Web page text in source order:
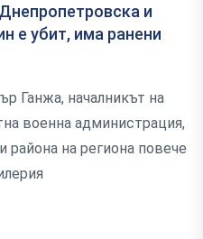
и
е убит, има ранени
Ганжа, началникът на
военна администрация,
района на региона повече